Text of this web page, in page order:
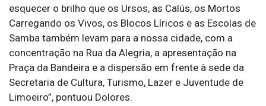
esquecer o brilho que os Ursos, as Calús, os Mortos
Carregando os Vivos, os Blocos Líricos e as Escolas de
Samba também levam para a nossa cidade, com a
concentração na Rua da Alegria, a apresentação na
Praça da Bandeira e a dispersão em frente à sede da
Secretaria de Cultura, Turismo, Lazer e Juventude de
Limoeiro”, pontuou Dolores.